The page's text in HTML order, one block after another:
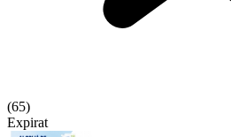
(65)
Expirat